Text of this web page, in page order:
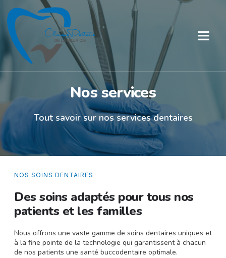
Nos services
Tout savoir sur nos services dentaires
NOS SOINS DENTAIRES
Des soins adaptés pour tous nos
patients et les familles
Nous offrons une vaste gamme de soins dentaires uniques et
à la fine pointe de la technologie qui garantissent à chacun
de nos patients une santé buccodentaire optimale.